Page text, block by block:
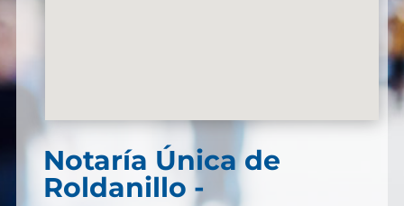
Notaría Única de
Roldanillo -